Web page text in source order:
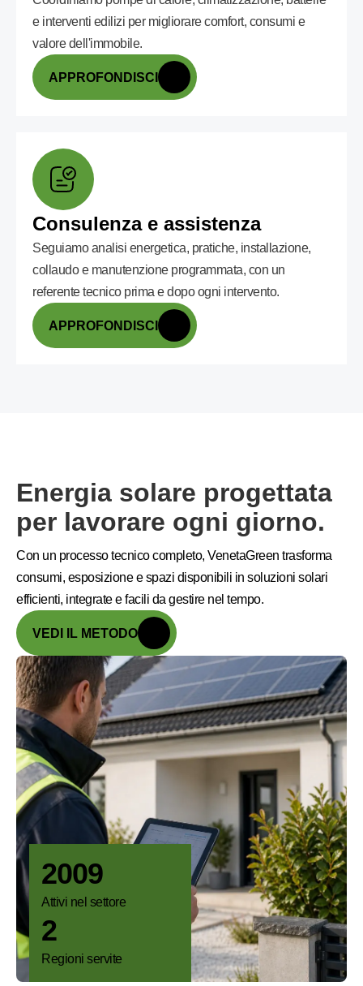
e interventi edilizi per migliorare comfort, consumi e
valore dell'immobile.
APPROFONDISCI
Consulenza e assistenza
Seguiamo analisi energetica, pratiche, installazione,
collaudo e manutenzione programmata, con un
referente tecnico prima e dopo ogni intervento.
APPROFONDISCI
Energia solare progettata
per lavorare ogni giorno.
Con un processo tecnico completo, VenetaGreen trasforma
consumi, esposizione e spazi disponibili in soluzioni solari
efficienti, integrate e facili da gestire nel tempo.
VEDI IL METODO
2009
Attivi nel settore
2
Regioni servite